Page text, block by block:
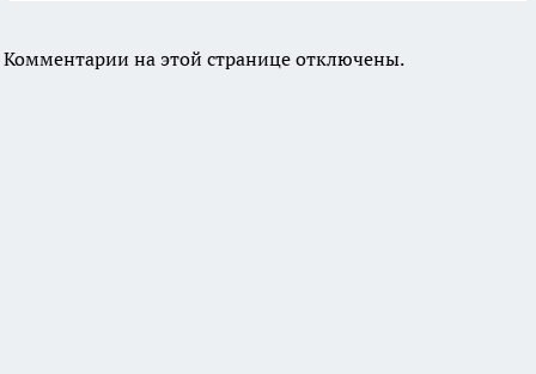
Комментарии на этой странице отключены.